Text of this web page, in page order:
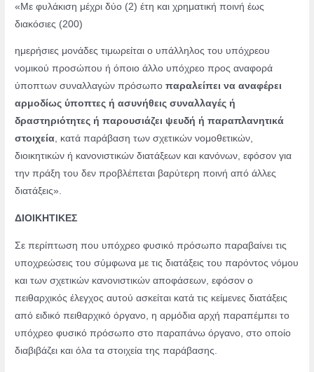
«Με φυλάκιση μέχρι δύο (2) έτη και χρηματική ποινή έως
διακόσιες (200)
ημερήσιες μονάδες τιμωρείται ο υπάλληλος του υπόχρεου
νομικού προσώπου ή όποιο άλλο υπόχρεο προς αναφορά
ύποπτων συναλλαγών πρόσωποπαραλείπει να αναφέρει
αρμοδίως ύποπτες ή ασυνήθεις συναλλαγές ή
δραστηριότητες ή παρουσιάζει ψευδή ή παραπλανητικά
στοιχεία, κατά παράβαση των σχετικών νομοθετικών,
διοικητικών ή κανονιστικών διατάξεων και κανόνων, εφόσον για
την πράξη του δεν προβλέπεται βαρύτερη ποινή από άλλες
διατάξεις».
ΔΙΟΙΚΗΤΙΚΕΣ
Σε περίπτωση που υπόχρεο φυσικό πρόσωπο παραβαίνει τις
υποχρεώσεις του σύμφωνα με τις διατάξεις του παρόντος νόμου
και των σχετικών κανονιστικών αποφάσεων, εφόσον ο
πειθαρχικός έλεγχος αυτού ασκείται κατά τις κείμενες διατάξεις
από ειδικό πειθαρχικό όργανο, η αρμόδια αρχή παραπέμπει το
υπόχρεο φυσικό πρόσωπο στο παραπάνω όργανο, στο οποίο
διαβιβάζει και όλα τα στοιχεία της παράβασης.